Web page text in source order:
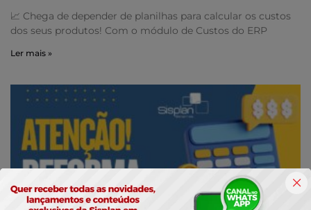
📈 Chega de depender de planilhas para calcular os custos
dos seus produtos! Com o módulo de Custos do ERP
Ler mais »